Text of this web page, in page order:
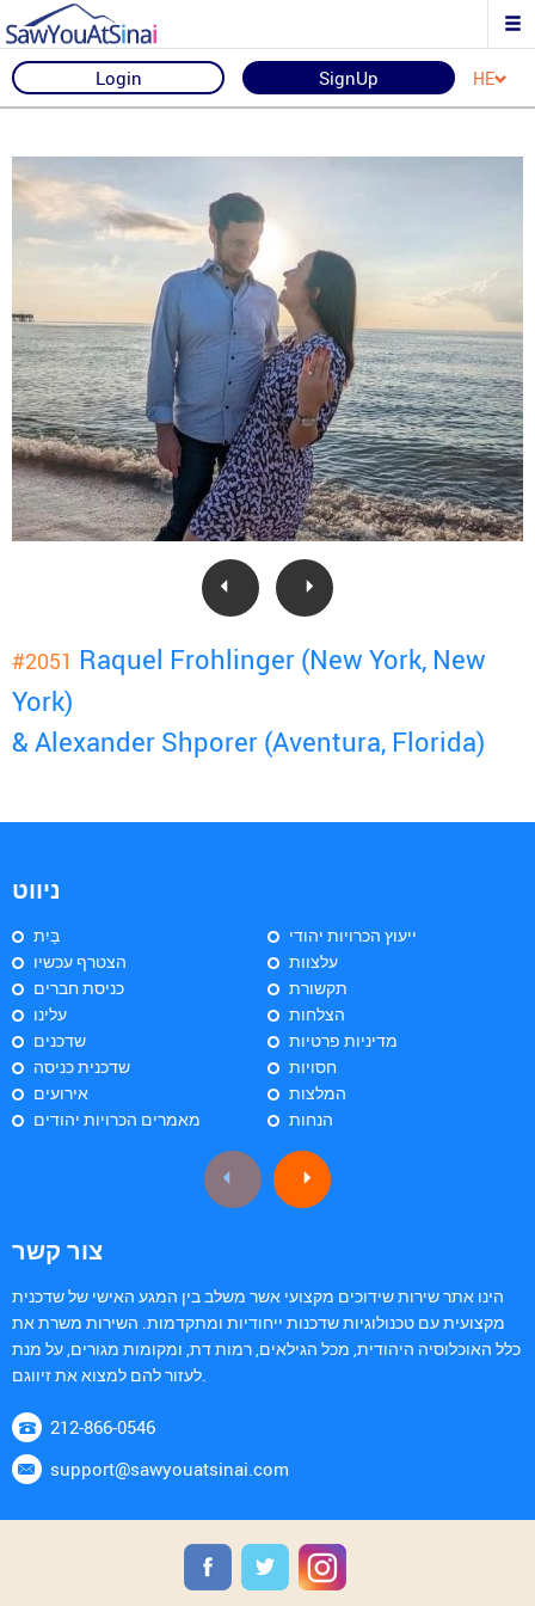
Login SignUp HE
#2051 Raquel Frohlinger (New York, New
York)
& Alexander Shporer (Aventura, Florida)
ניווט
בַּיִת
הצטרף עכשיו
כניסת חברים
עלינו
שדכנים
שדכנית כניסה
אירועים
מאמרים הכרויות יהודים
ייעוץ הכרויות יהודי
עלצוות
תקשורת
הצלחות
מדיניות פרטיות
חסויות
המלצות
הנחות
צור קשר
הינו אתר שירות שידוכים מקצועי אשר משלב בין המגע האישי של שדכנית
מקצועית עם טכנולוגיות שדכנות ייחודיות ומתקדמות. השירות משרת את
כלל האוכלוסיה היהודית, מכל הגילאים, רמות דת, ומקומות מגורים, על מנת
212-866-0546
support@sawyouatsinai.com